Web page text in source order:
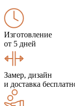
Изготовление
от 5 дней
Замер, дизайн
и доставка